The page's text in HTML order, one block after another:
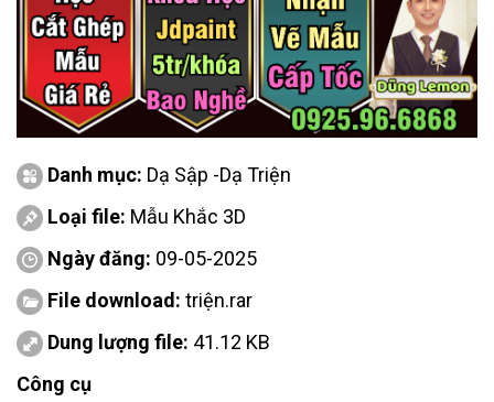
Danh mục: Dạ Sập -Dạ Triện
Loại file: Mẫu Khắc 3D
Ngày đăng: 09-05-2025
File download: triện.rar
Dung lượng file: 41.12 KB
Công cụ